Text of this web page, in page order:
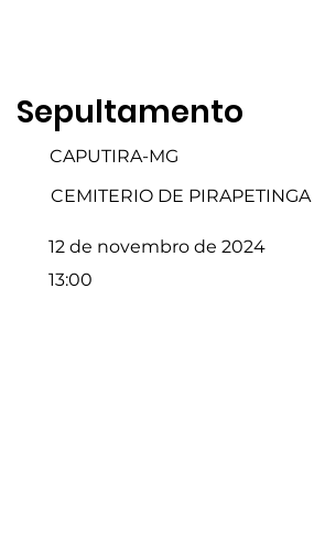
Sepultamento
CAPUTIRA-MG
CEMITERIO DE PIRAPETINGA
12 de novembro de 2024
13:00